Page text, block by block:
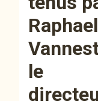
Raphael
le